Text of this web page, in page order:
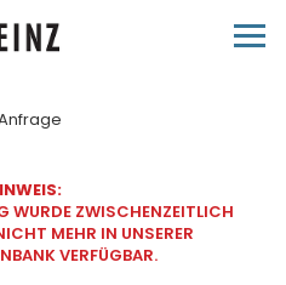
WURDE ZWISCHENZEITLICH
MEHR IN UNSERER
VERFÜGBAR.